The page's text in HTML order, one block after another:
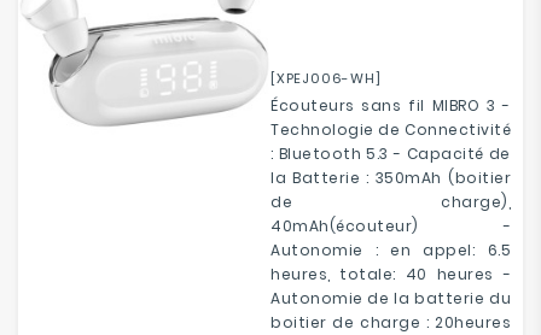
[XPEJ006-WH]
Écouteurs sans fil MIBRO 3 -
Technologie de Connectivité
: Bluetooth 5.3 - Capacité de
la Batterie : 350mAh (boitier
de charge),
40mAh(écouteur) -
Autonomie : en appel: 6.5
heures, totale: 40 heures -
Autonomie de la batterie du
boitier de charge : 20heures